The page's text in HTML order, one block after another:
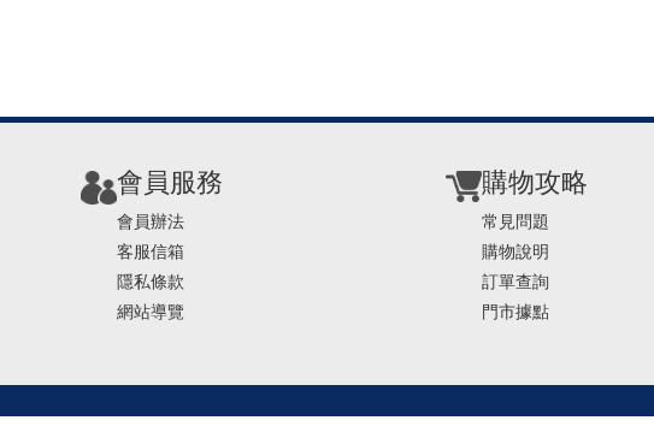
會員服務
會員辦法
客服信箱
隱私條款
網站導覽
購物攻略
常見問題
購物說明
訂單查詢
門市據點